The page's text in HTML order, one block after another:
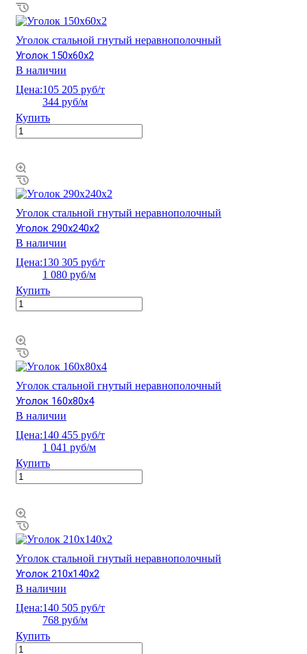
Уголок стальной гнутый неравнополочный
Уголок 150х60х2
В наличии
Цена:105 205 руб/т
344 руб/м
Купить
Уголок стальной гнутый неравнополочный
Уголок 290х240х2
В наличии
Цена:130 305 руб/т
1 080 руб/м
Купить
Уголок стальной гнутый неравнополочный
Уголок 160х80х4
В наличии
Цена:140 455 руб/т
1 041 руб/м
Купить
Уголок стальной гнутый неравнополочный
Уголок 210х140х2
В наличии
Цена:140 505 руб/т
768 руб/м
Купить